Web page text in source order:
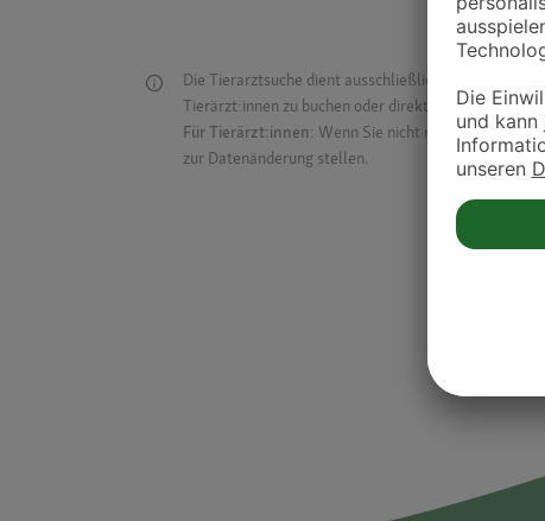
Die Tierarztsuche dient ausschließlich dazu,
Tierärzt:innen zu buchen oder direkt mit ihnen in
Für Tierärzt:innen: Wenn Sie nicht mehr auf der Dr.
zur Datenänderung stellen.